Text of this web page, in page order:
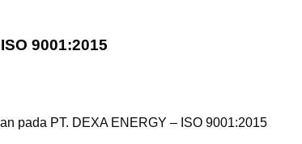
9001:2015
pada PT. DEXA ENERGY – ISO 9001:2015